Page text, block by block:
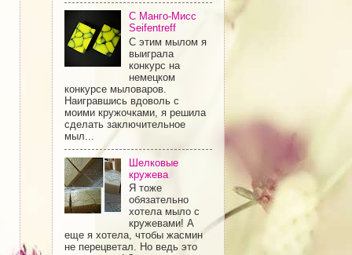
С Манго-Мисс
Seifentreff
С этим мылом я
выиграла
конкурс на
немецком
конкурсе мыловаров.
Наигравшись вдоволь с
моими кружочками, я решила
сделать заключительное
мыл...
Шелковые
кружева
Я тоже
обязательно
хотела мыло с
кружевами! А
еще я хотела, чтобы жасмин
не перецветал. Но ведь это